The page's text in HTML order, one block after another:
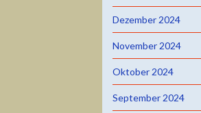
Dezember 2024
November 2024
Oktober 2024
September 2024